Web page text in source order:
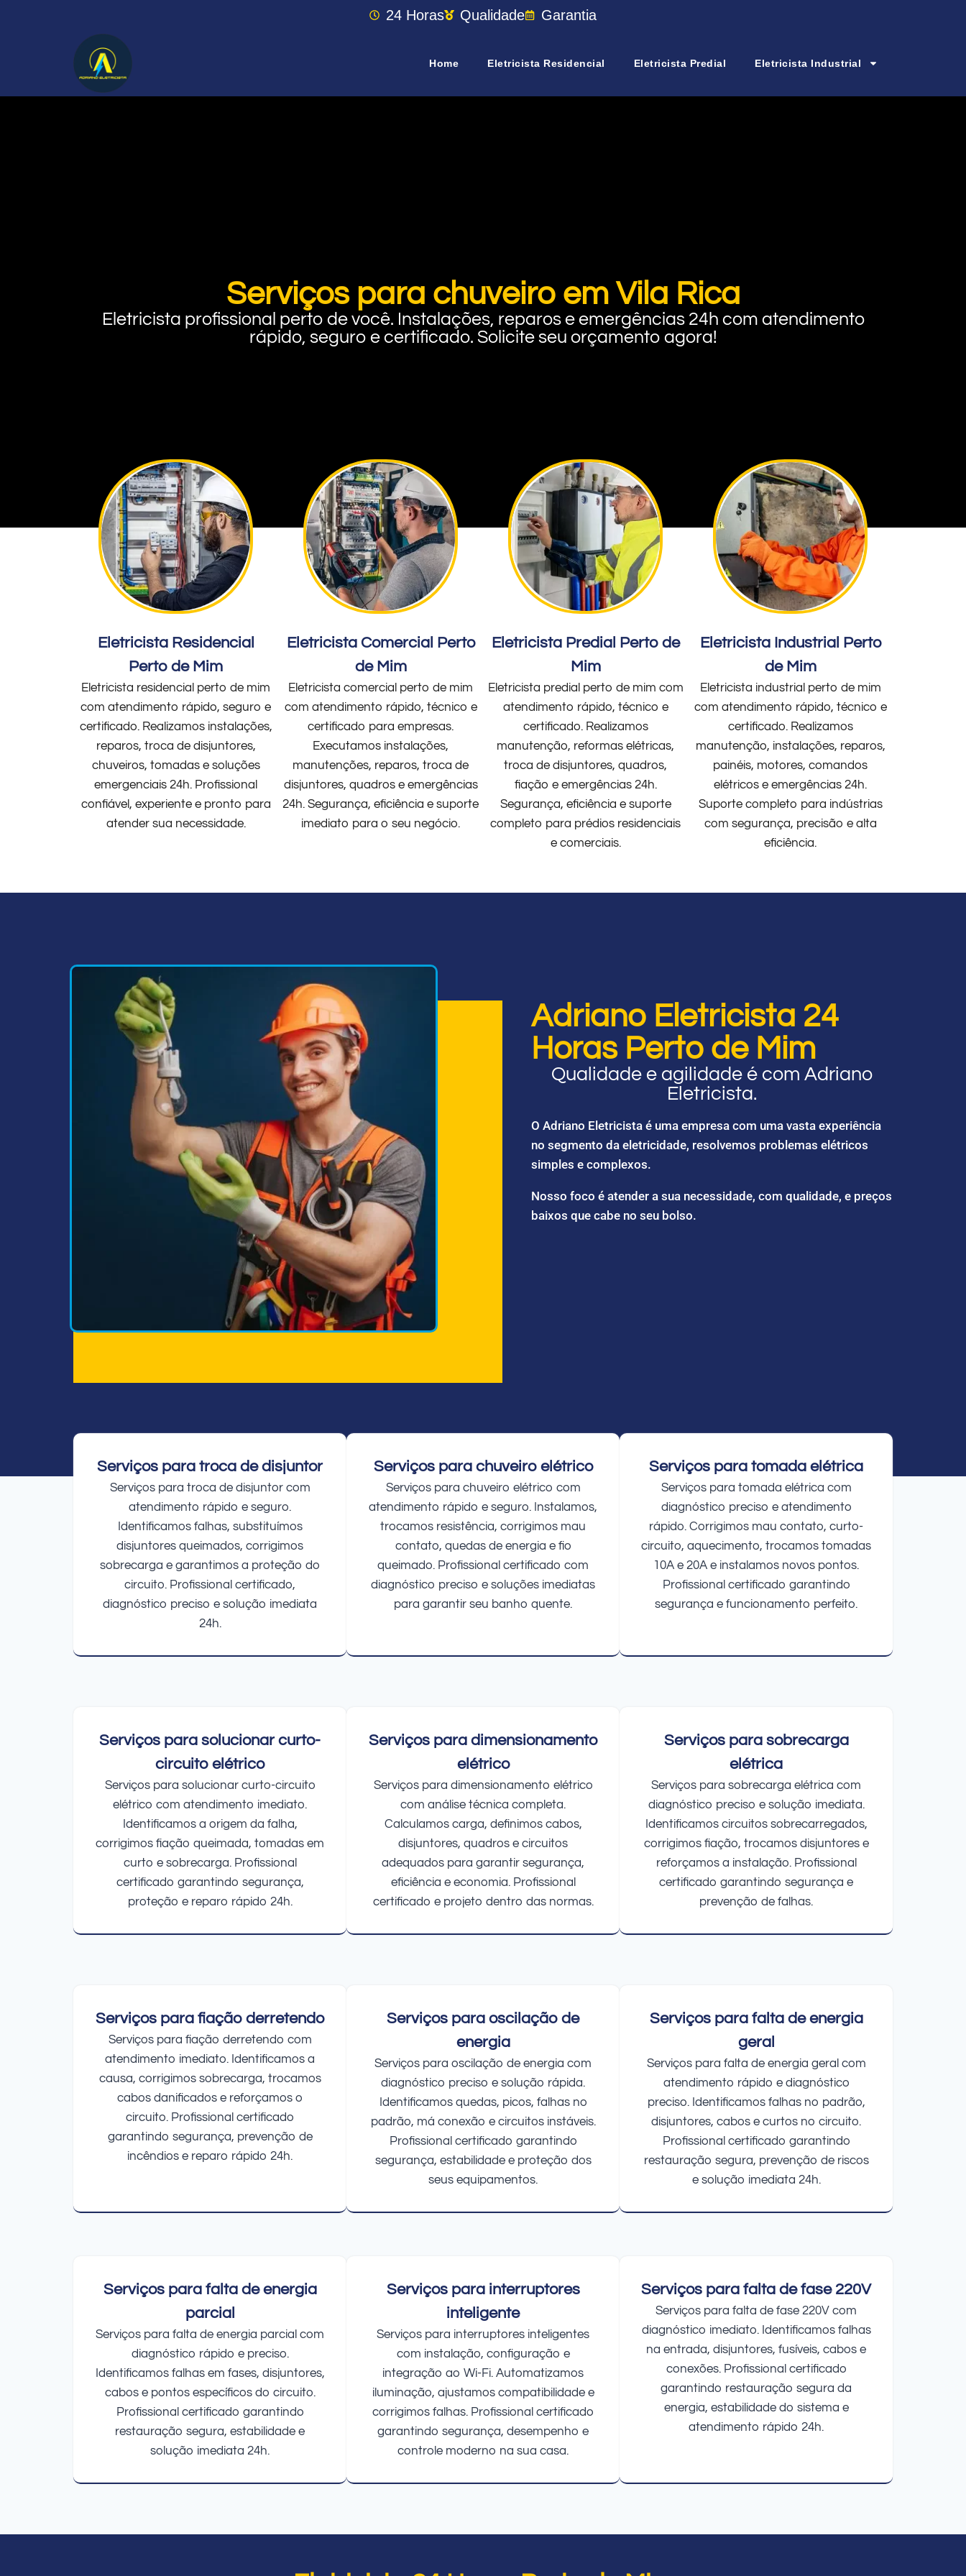
24 Horas Qualidade Garantia
Home Eletricista Residencial Eletricista Predial Eletricista Industrial
Serviços para chuveiro em Vila Rica
Eletricista profissional perto de você. Instalações, reparos e emergências 24h com atendimento
rápido, seguro e certificado. Solicite seu orçamento agora!
Eletricista Residencial
Perto de Mim
Eletricista residencial perto de mim
com atendimento rápido, seguro e
certificado. Realizamos instalações,
reparos, troca de disjuntores,
chuveiros, tomadas e soluções
emergenciais 24h. Profissional
confiável, experiente e pronto para
atender sua necessidade.
Eletricista Comercial Perto
de Mim
Eletricista comercial perto de mim
com atendimento rápido, técnico e
certificado para empresas.
Executamos instalações,
manutenções, reparos, troca de
disjuntores, quadros e emergências
24h. Segurança, eficiência e suporte
imediato para o seu negócio.
Eletricista Predial Perto de
Mim
Eletricista predial perto de mim com
atendimento rápido, técnico e
certificado. Realizamos
manutenção, reformas elétricas,
troca de disjuntores, quadros,
fiação e emergências 24h.
Segurança, eficiência e suporte
completo para prédios residenciais
e comerciais.
Eletricista Industrial Perto
de Mim
Eletricista industrial perto de mim
com atendimento rápido, técnico e
certificado. Realizamos
manutenção, instalações, reparos,
painéis, motores, comandos
elétricos e emergências 24h.
Suporte completo para indústrias
com segurança, precisão e alta
eficiência.
Adriano Eletricista 24
Horas Perto de Mim
Qualidade e agilidade é com Adriano
Eletricista.
O Adriano Eletricista é uma empresa com uma vasta experiência
no segmento da eletricidade, resolvemos problemas elétricos
simples e complexos.
Nosso foco é atender a sua necessidade, com qualidade, e preços
baixos que cabe no seu bolso.
Serviços para troca de disjuntor
Serviços para troca de disjuntor com
atendimento rápido e seguro.
Identificamos falhas, substituímos
disjuntores queimados, corrigimos
sobrecarga e garantimos a proteção do
circuito. Profissional certificado,
diagnóstico preciso e solução imediata
24h.
Serviços para chuveiro elétrico
Serviços para chuveiro elétrico com
atendimento rápido e seguro. Instalamos,
trocamos resistência, corrigimos mau
contato, quedas de energia e fio
queimado. Profissional certificado com
diagnóstico preciso e soluções imediatas
para garantir seu banho quente.
Serviços para tomada elétrica
Serviços para tomada elétrica com
diagnóstico preciso e atendimento
rápido. Corrigimos mau contato, curto-
circuito, aquecimento, trocamos tomadas
10A e 20A e instalamos novos pontos.
Profissional certificado garantindo
segurança e funcionamento perfeito.
Serviços para solucionar curto-
circuito elétrico
Serviços para solucionar curto-circuito
elétrico com atendimento imediato.
Identificamos a origem da falha,
corrigimos fiação queimada, tomadas em
curto e sobrecarga. Profissional
certificado garantindo segurança,
proteção e reparo rápido 24h.
Serviços para dimensionamento
elétrico
Serviços para dimensionamento elétrico
com análise técnica completa.
Calculamos carga, definimos cabos,
disjuntores, quadros e circuitos
adequados para garantir segurança,
eficiência e economia. Profissional
certificado e projeto dentro das normas.
Serviços para sobrecarga
elétrica
Serviços para sobrecarga elétrica com
diagnóstico preciso e solução imediata.
Identificamos circuitos sobrecarregados,
corrigimos fiação, trocamos disjuntores e
reforçamos a instalação. Profissional
certificado garantindo segurança e
prevenção de falhas.
Serviços para fiação derretendo
Serviços para fiação derretendo com
atendimento imediato. Identificamos a
causa, corrigimos sobrecarga, trocamos
cabos danificados e reforçamos o
circuito. Profissional certificado
garantindo segurança, prevenção de
incêndios e reparo rápido 24h.
Serviços para oscilação de
energia
Serviços para oscilação de energia com
diagnóstico preciso e solução rápida.
Identificamos quedas, picos, falhas no
padrão, má conexão e circuitos instáveis.
Profissional certificado garantindo
segurança, estabilidade e proteção dos
seus equipamentos.
Serviços para falta de energia
geral
Serviços para falta de energia geral com
atendimento rápido e diagnóstico
preciso. Identificamos falhas no padrão,
disjuntores, cabos e curtos no circuito.
Profissional certificado garantindo
restauração segura, prevenção de riscos
e solução imediata 24h.
Serviços para falta de energia
parcial
Serviços para falta de energia parcial com
diagnóstico rápido e preciso.
Identificamos falhas em fases, disjuntores,
cabos e pontos específicos do circuito.
Profissional certificado garantindo
restauração segura, estabilidade e
solução imediata 24h.
Serviços para interruptores
inteligente
Serviços para interruptores inteligentes
com instalação, configuração e
integração ao Wi-Fi. Automatizamos
iluminação, ajustamos compatibilidade e
corrigimos falhas. Profissional certificado
garantindo segurança, desempenho e
controle moderno na sua casa.
Serviços para falta de fase 220V
Serviços para falta de fase 220V com
diagnóstico imediato. Identificamos falhas
na entrada, disjuntores, fusíveis, cabos e
conexões. Profissional certificado
garantindo restauração segura da
energia, estabilidade do sistema e
atendimento rápido 24h.